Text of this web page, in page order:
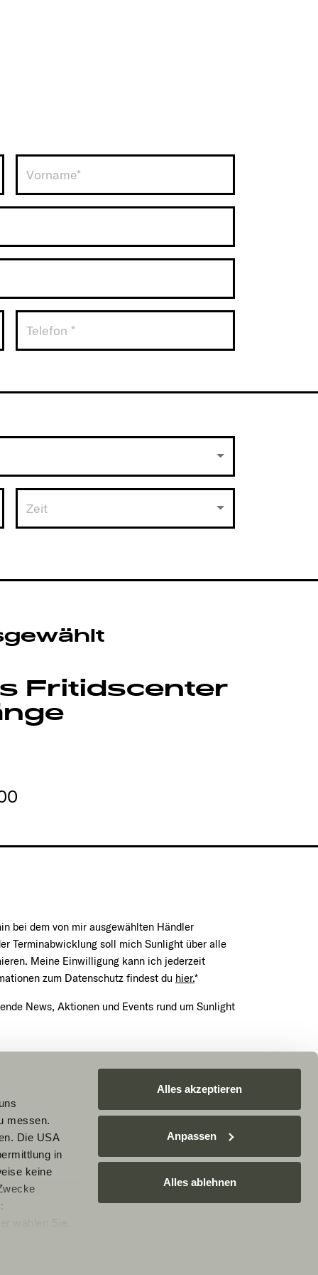
messen.
Die USA
in
keine
nicht
Alles akzeptieren
Anpassen
Alles ablehnen
Zeit
Fritidscenter
bei dem von mir ausgewählten Händler
Terminabwicklung soll mich Sunlight über alle
Meine Einwilligung kann ich jederzeit
zum Datenschutz findest du hier.*
News, Aktionen und Events rund um Sunlight
vereinbaren
geschützt und es gelten die
von Google.